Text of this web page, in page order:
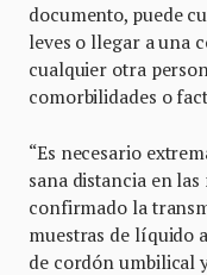
documento, puede
leves o llegar a una
cualquier otra
comorbilidades o
“Es necesario
sana distancia en las
confirmado la
muestras de líquido
de cordón umbilical